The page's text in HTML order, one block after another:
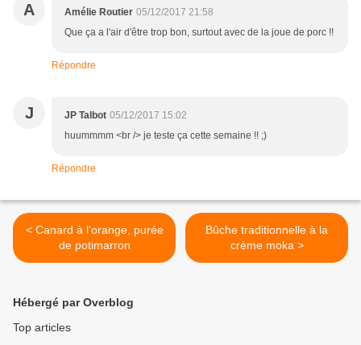
A Amélie Routier 05/12/2017 21:58
Que ça a l'air d'être trop bon, surtout avec de la joue de porc !!
Répondre
J JP Talbot 05/12/2017 15:02
huummmm <br /> je teste ça cette semaine !! ;)
Répondre
< Canard à l'orange, purée
de potimarron
Bûche traditionnelle à la
crème moka >
Hébergé par Overblog
Top articles